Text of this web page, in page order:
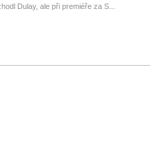
Dulay, ale při premiéře za S...